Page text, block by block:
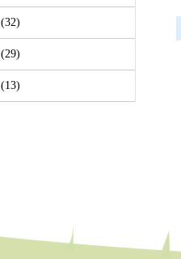
(32)
(29)
(13)